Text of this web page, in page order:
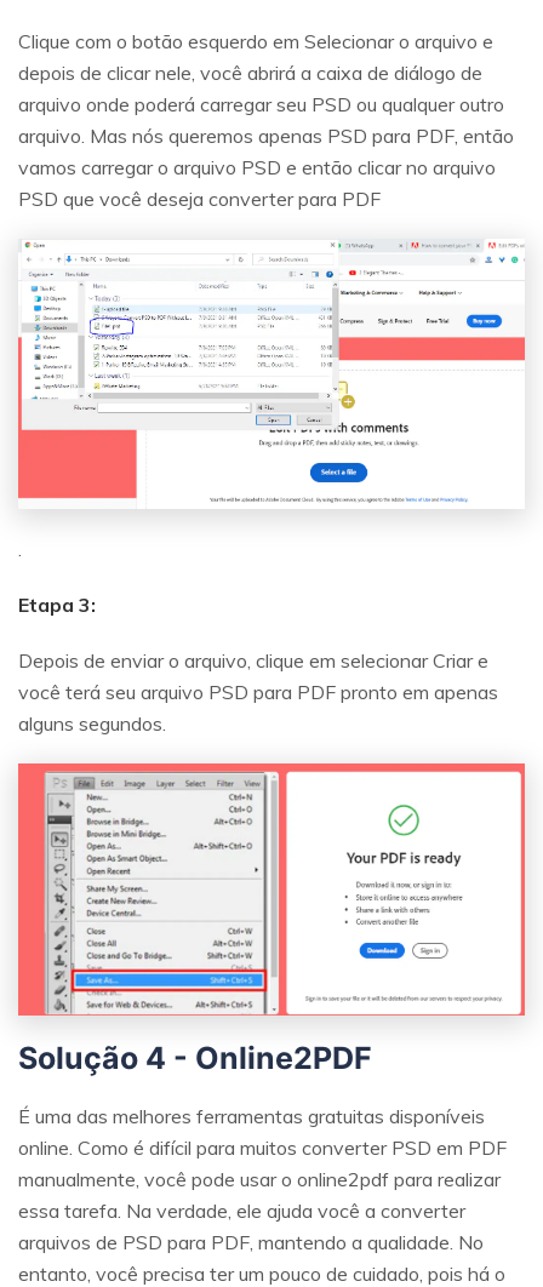
Clique com o botão esquerdo em Selecionar o arquivo e
depois de clicar nele, você abrirá a caixa de diálogo de
arquivo onde poderá carregar seu PSD ou qualquer outro
arquivo. Mas nós queremos apenas PSD para PDF, então
vamos carregar o arquivo PSD e então clicar no arquivo
PSD que você deseja converter para PDF
.
Etapa 3:
Depois de enviar o arquivo, clique em selecionar Criar e
você terá seu arquivo PSD para PDF pronto em apenas
alguns segundos.
Solução 4 - Online2PDF
É uma das melhores ferramentas gratuitas disponíveis
online. Como é difícil para muitos converter PSD em PDF
manualmente, você pode usar o online2pdf para realizar
essa tarefa. Na verdade, ele ajuda você a converter
arquivos de PSD para PDF, mantendo a qualidade. No
entanto, você precisa ter um pouco de cuidado, pois há o